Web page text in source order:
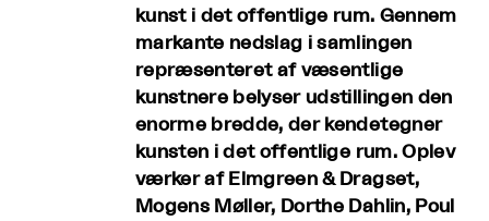
kunst i det offentlige rum. Gennem
markante nedslag i samlingen
repræsenteret af væsentlige
kunstnere belyser udstillingen den
enorme bredde, der kendetegner
kunsten i det offentlige rum. Oplev
værker af Elmgreen & Dragset,
Mogens Møller, Dorthe Dahlin, Poul